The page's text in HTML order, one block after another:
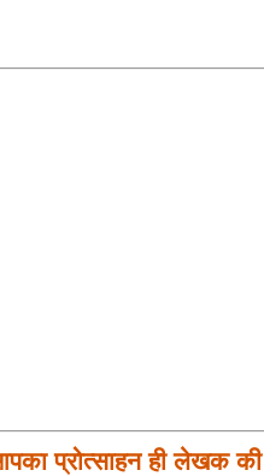
प्रोत्साहन ही लेखक की